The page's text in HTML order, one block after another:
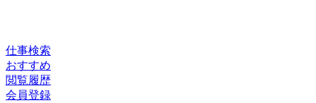
仕事検索
おすすめ
閲覧履歴
会員登録